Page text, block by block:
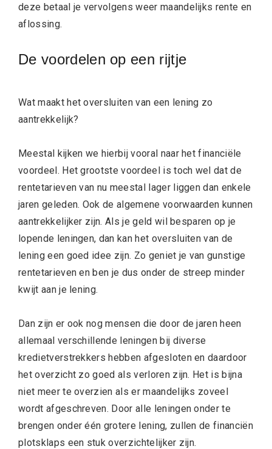
deze betaal je vervolgens weer maandelijks rente en
aflossing.
De voordelen op een rijtje
Wat maakt het oversluiten van een lening zo
aantrekkelijk?
Meestal kijken we hierbij vooral naar het financiële
voordeel. Het grootste voordeel is toch wel dat de
rentetarieven van nu meestal lager liggen dan enkele
jaren geleden. Ook de algemene voorwaarden kunnen
aantrekkelijker zijn. Als je geld wil besparen op je
lopende leningen, dan kan het oversluiten van de
lening een goed idee zijn. Zo geniet je van gunstige
rentetarieven en ben je dus onder de streep minder
kwijt aan je lening.
Dan zijn er ook nog mensen die door de jaren heen
allemaal verschillende leningen bij diverse
kredietverstrekkers hebben afgesloten en daardoor
het overzicht zo goed als verloren zijn. Het is bijna
niet meer te overzien als er maandelijks zoveel
wordt afgeschreven. Door alle leningen onder te
brengen onder één grotere lening, zullen de financiën
plotsklaps een stuk overzichtelijker zijn.